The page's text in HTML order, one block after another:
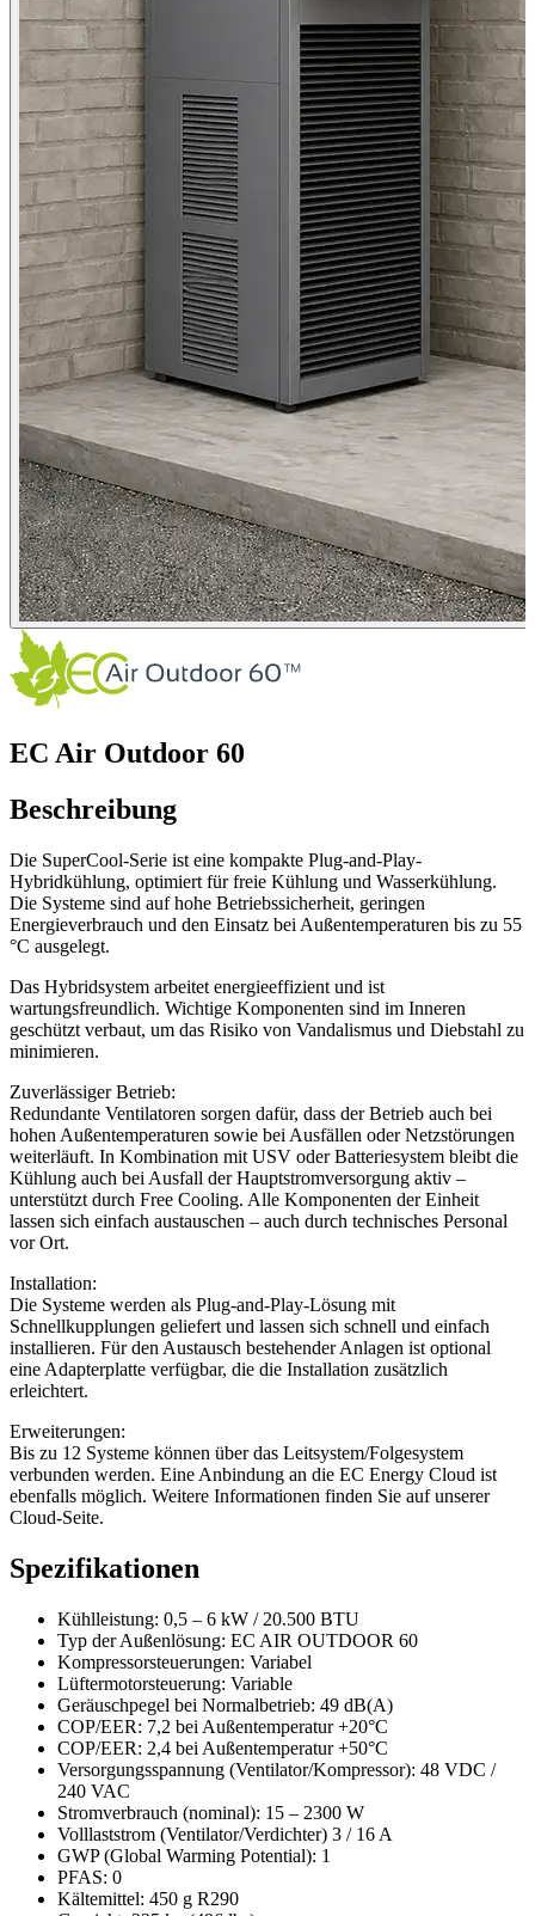
EC Air Outdoor 60
Beschreibung
Die SuperCool-Serie ist eine kompakte Plug-and-Play-
Hybridkühlung, optimiert für freie Kühlung und Wasserkühlung.
Die Systeme sind auf hohe Betriebssicherheit, geringen
Energieverbrauch und den Einsatz bei Außentemperaturen bis zu 55
°C ausgelegt.
Das Hybridsystem arbeitet energieeffizient und ist
wartungsfreundlich. Wichtige Komponenten sind im Inneren
geschützt verbaut, um das Risiko von Vandalismus und Diebstahl zu
minimieren.
Zuverlässiger Betrieb:
Redundante Ventilatoren sorgen dafür, dass der Betrieb auch bei
hohen Außentemperaturen sowie bei Ausfällen oder Netzstörungen
weiterläuft. In Kombination mit USV oder Batteriesystem bleibt die
Kühlung auch bei Ausfall der Hauptstromversorgung aktiv –
unterstützt durch Free Cooling. Alle Komponenten der Einheit
lassen sich einfach austauschen – auch durch technisches Personal
vor Ort.
Installation:
Die Systeme werden als Plug-and-Play-Lösung mit
Schnellkupplungen geliefert und lassen sich schnell und einfach
installieren. Für den Austausch bestehender Anlagen ist optional
eine Adapterplatte verfügbar, die die Installation zusätzlich
erleichtert.
Erweiterungen:
Bis zu 12 Systeme können über das Leitsystem/Folgesystem
verbunden werden. Eine Anbindung an die EC Energy Cloud ist
ebenfalls möglich. Weitere Informationen finden Sie auf unserer
Cloud-Seite.
Spezifikationen
Kühlleistung: 0,5 – 6 kW / 20.500 BTU
Typ der Außenlösung: EC AIR OUTDOOR 60
Kompressorsteuerungen: Variabel
Lüftermotorsteuerung: Variable
Geräuschpegel bei Normalbetrieb: 49 dB(A)
COP/EER: 7,2 bei Außentemperatur +20°C
COP/EER: 2,4 bei Außentemperatur +50°C
Versorgungsspannung (Ventilator/Kompressor): 48 VDC /
240 VAC
Stromverbrauch (nominal): 15 – 2300 W
Volllaststrom (Ventilator/Verdichter) 3 / 16 A
GWP (Global Warming Potential): 1
PFAS: 0
Kältemittel: 450 g R290